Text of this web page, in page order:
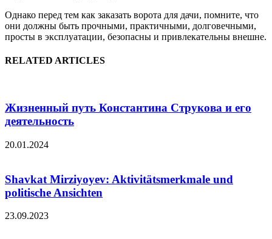
Однако перед тем как заказать ворота для дачи, помните, что
они должны быть прочными, практичными, долговечными,
просты в эксплуатации, безопасны и привлекательны внешне.
RELATED ARTICLES
Жизненный путь Константина Струкова и его
деятельность
20.01.2024
Shavkat Mirziyoyev: Aktivitätsmerkmale und
politische Ansichten
23.09.2023